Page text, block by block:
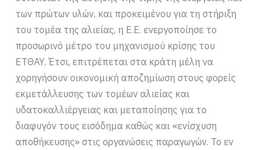
των πρώτων υλών, και προκειμένου για τη στήριξη
του τομέα της αλιείας, η Ε.Ε. ενεργοποίησε το
προσωρινό μέτρο του μηχανισμού κρίσης του
ΕΤΘΑΥ. Έτσι, επιτρέπεται στα κράτη μέλη να
χορηγήσουν οικονομική αποζημίωση στους φορείς
εκμετάλλευσης των τομέων αλιείας και
υδατοκαλλιέργειας και μεταποίησης για το
διαφυγόν τους εισόδημα καθώς και «ενίσχυση
αποθήκευσης» στις οργανώσεις παραγωγών. Το εν